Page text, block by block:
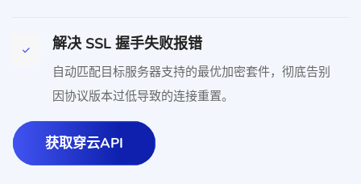
解决 SSL 握手失败报错
自动匹配目标服务器支持的最优加密套件，彻底告别
因协议版本过低导致的连接重置。
获取穿云API